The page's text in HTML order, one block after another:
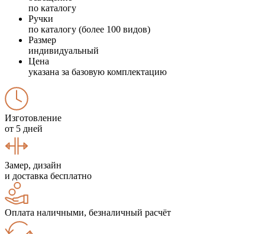
по каталогу
Ручки
по каталогу (более 100 видов)
Размер
индивидуальный
Цена
указана за базовую комплектацию
Изготовление
от 5 дней
Замер, дизайн
и доставка бесплатно
Оплата наличными, безналичный расчёт